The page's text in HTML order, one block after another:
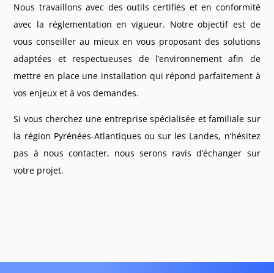
Nous travaillons avec des outils certifiés et en conformité
avec la réglementation en vigueur. Notre objectif est de
vous conseiller au mieux en vous proposant des solutions
adaptées et respectueuses de l’environnement afin de
mettre en place une installation qui répond parfaitement à
vos enjeux et à vos demandes.
Si vous cherchez une entreprise spécialisée et familiale sur
la région Pyrénées-Atlantiques ou sur les Landes, n’hésitez
pas à nous contacter, nous serons ravis d’échanger sur
votre projet.